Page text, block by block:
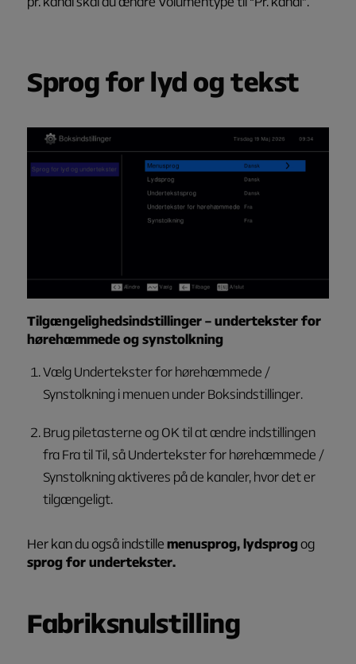
Sprog for lyd og tekst
Tilgængelighedsindstillinger – undertekster for
hørehæmmede og synstolkning
VælgUndertekster for hørehæmmede /
Synstolkningi menuen underBoksindstillinger.
Brug piletasterne og OK til at ændre indstillingen
fraFratilTil, såUndertekster for hørehæmmede /
Synstolkningaktiveres på de kanaler, hvor det er
tilgængeligt.
Her kan du også indstillemenusprog,lydsprogog
sprog for undertekster.
Fabriksnulstilling